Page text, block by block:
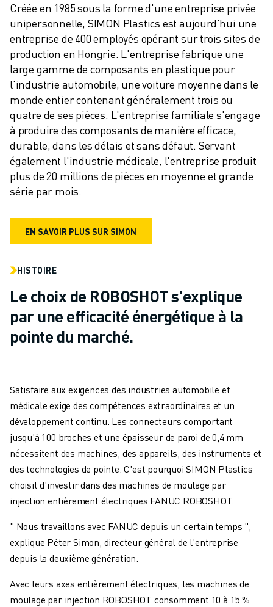
Créée en 1985 sous la forme d'une entreprise privée
unipersonnelle, SIMON Plastics est aujourd'hui une
entreprise de 400 employés opérant sur trois sites de
production en Hongrie. L'entreprise fabrique une
large gamme de composants en plastique pour
l'industrie automobile, une voiture moyenne dans le
monde entier contenant généralement trois ou
quatre de ses pièces. L'entreprise familiale s'engage
à produire des composants de manière efficace,
durable, dans les délais et sans défaut. Servant
également l'industrie médicale, l'entreprise produit
plus de 20 millions de pièces en moyenne et grande
série par mois.
EN SAVOIR PLUS SUR SIMON
HISTOIRE
Le choix de ROBOSHOT s'explique
par une efficacité énergétique à la
pointe du marché.
Satisfaire aux exigences des industries automobile et
médicale exige des compétences extraordinaires et un
développement continu. Les connecteurs comportant
jusqu'à 100 broches et une épaisseur de paroi de 0,4 mm
nécessitent des machines, des appareils, des instruments et
des technologies de pointe. C'est pourquoi SIMON Plastics
choisit d'investir dans des machines de moulage par
injection entièrement électriques FANUC ROBOSHOT.
" Nous travaillons avec FANUC depuis un certain temps ",
explique Péter Simon, directeur général de l'entreprise
depuis la deuxième génération.
Avec leurs axes entièrement électriques, les machines de
moulage par injection ROBOSHOT consomment 10 à 15 %